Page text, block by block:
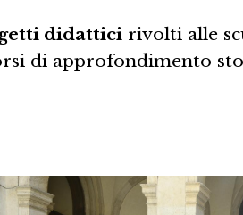
didattici rivolti alle
di approfondimento